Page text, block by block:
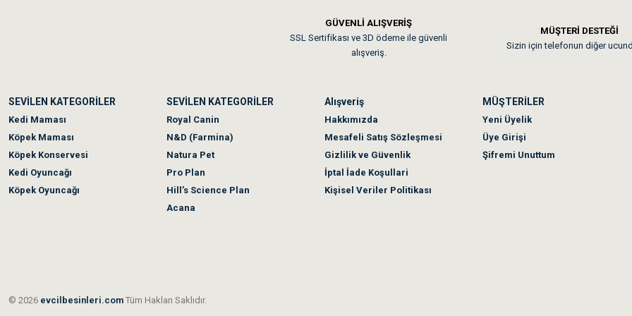
Akşam verdiğim sipariş bir sonraki gün elime ulaştı. Jack russell köpeğim severek yedi. Tüy
GÜVENLİ ALIŞVERİŞ
SSL Sertifikası ve 3D ödeme ile güvenli
alışveriş.
MÜŞTERİ DESTEĞİ
Sizin için telefonun diğer
SEVİLEN KATEGORİLER
Kedi Maması
Köpek Maması
Köpek Konservesi
Kedi Oyuncağı
Köpek Oyuncağı
SEVİLEN KATEGORİLER
Royal Canin
N&D (Farmina)
Natura Pet
Pro Plan
Hill’s Science Plan
Acana
Alışveriş
Hakkımızda
Mesafeli Satış Sözleşmesi
Gizlilik ve Güvenlik
İptal İade Koşullari
Kişisel Veriler Politikası
MÜŞTERİLER
Yeni Üyelik
Üye Girişi
Şifremi Unuttum
© 2026 evcilbesinleri.com Tüm Hakları Saklıdır.